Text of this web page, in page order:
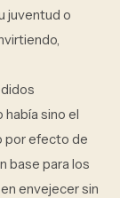
juventud o
sino el
por efecto de
base para los
envejecer sin